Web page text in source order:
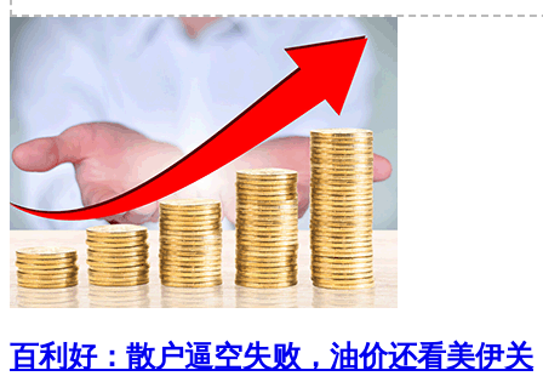
百利好：散户逼空失败，油价还看美伊关